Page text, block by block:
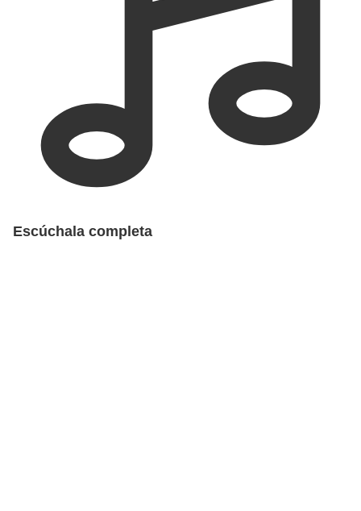
Escúchala completa